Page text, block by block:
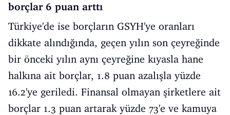
borçlar 6 puan arttı
Türkiye'de ise borçların GSYH'ye oranları
dikkate alındığında, geçen yılın son çeyreğinde
bir önceki yılın aynı çeyreğine kıyasla hane
halkına ait borçlar, 1.8 puan azalışla yüzde
16.2'ye geriledi. Finansal olmayan şirketlere ait
borçlar 1.3 puan artarak yüzde 73'e ve kamuya